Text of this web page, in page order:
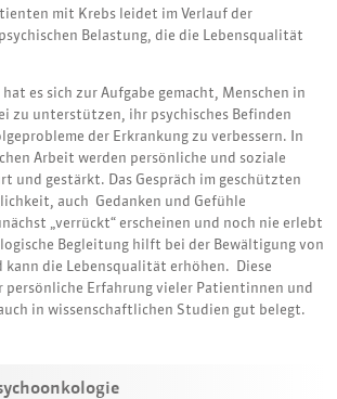
mit Krebs leidet im Verlauf der
Belastung, die die Lebensqualität
es sich zur Aufgabe gemacht, Menschen in
zu unterstützen, ihr psychisches Befinden
der Erkrankung zu verbessern. In
Arbeit werden persönliche und soziale
und gestärkt. Das Gespräch im geschützten
auch Gedanken und Gefühle
„verrückt“ erscheinen und noch nie erlebt
Begleitung hilft bei der Bewältigung von
kann die Lebensqualität erhöhen. Diese
Erfahrung vieler Patientinnen und
in wissenschaftlichen Studien gut belegt.